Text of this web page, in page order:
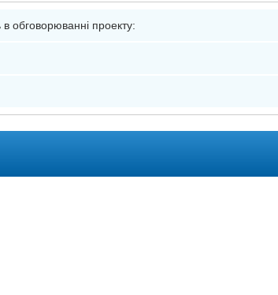
в обговорюванні проекту: